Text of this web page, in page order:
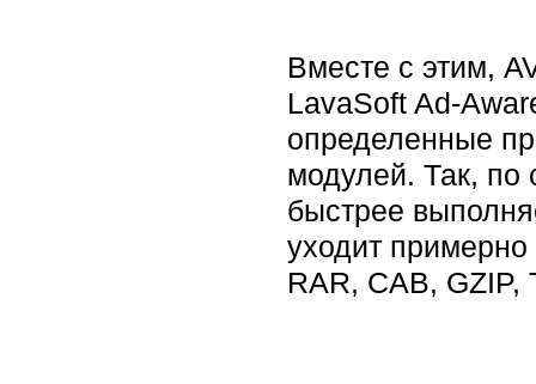
Вместе с этим,
LavaSoft Ad-
определенные
модулей. Так, по
быстрее
уходит
RAR, CAB, GZIP,